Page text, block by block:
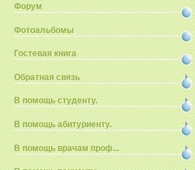
Форум
Фотоальбомы
Гостевая книга
Обратная связь
В помощь студенту.
В помощь абитуриенту.
В помощь врачам проф...